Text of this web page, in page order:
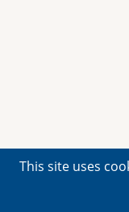
This site uses